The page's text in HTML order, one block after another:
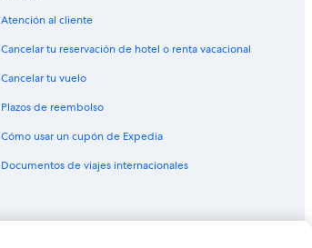
Atención al cliente
Cancelar tu reservación de hotel o renta vacacional
Cancelar tu vuelo
Plazos de reembolso
Cómo usar un cupón de Expedia
Documentos de viajes internacionales